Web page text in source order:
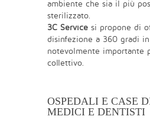
ambiente che sia il più
sterilizzato.
3C Service si propone di
disinfezione a 360 gradi
notevolmente importante
collettivo.
OSPEDALI E CASE
MEDICI E DENTISTI